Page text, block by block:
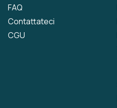
FAQ
Contattateci
CGU